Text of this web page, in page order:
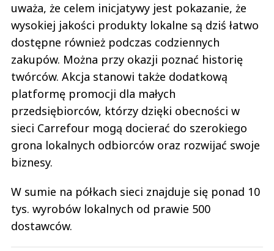
uważa, że celem inicjatywy jest pokazanie, że
wysokiej jakości produkty lokalne są dziś łatwo
dostępne również podczas codziennych
zakupów. Można przy okazji poznać historię
twórców. Akcja stanowi także dodatkową
platformę promocji dla małych
przedsiębiorców, którzy dzięki obecności w
sieci Carrefour mogą docierać do szerokiego
grona lokalnych odbiorców oraz rozwijać swoje
biznesy.
W sumie na półkach sieci znajduje się ponad 10
tys. wyrobów lokalnych od prawie 500
dostawców.